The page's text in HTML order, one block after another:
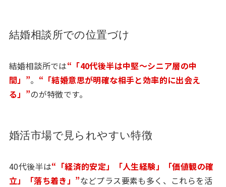
結婚相談所での位置づけ
結婚相談所では“「40代後半は中堅〜シニア層の中
間」”。 “「結婚意思が明確な相手と効率的に出会え
る」”のが特徴です。
婚活市場で見られやすい特徴
40代後半は“「経済的安定」「人生経験」「価値観の確
立」「落ち着き」”などプラス要素も多く、これらを活